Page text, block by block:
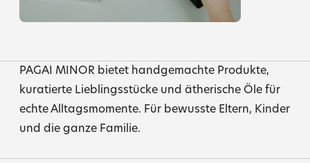
PAGAI MINOR bietet handgemachte Produkte,
kuratierte Lieblingsstücke und ätherische Öle für
echte Alltagsmomente. Für bewusste Eltern, Kinder
und die ganze Familie.